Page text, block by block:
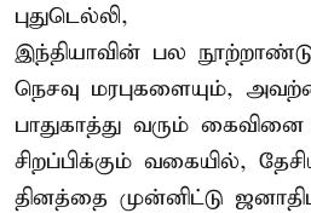
புதுடெல்லி,
இந்தியாவின் பல
நெசவு மரபுகளையும்,
பாதுகாத்து வரும்
சிறப்பிக்கும் வகையில்,
தினத்தை முன்னிட்டு